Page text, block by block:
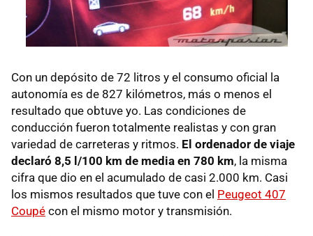
Con un depósito de 72 litros y el consumo oficial la
autonomía es de 827 kilómetros, más o menos el
resultado que obtuve yo. Las condiciones de
conducción fueron totalmente realistas y con gran
variedad de carreteras y ritmos. El ordenador de viaje
declaró 8,5 l/100 km de media en 780 km, la misma
cifra que dio en el acumulado de casi 2.000 km. Casi
los mismos resultados que tuve con el Peugeot 407
Coupé con el mismo motor y transmisión.